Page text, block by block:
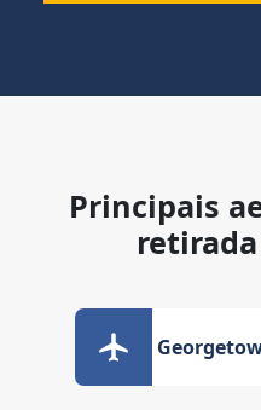
Principais